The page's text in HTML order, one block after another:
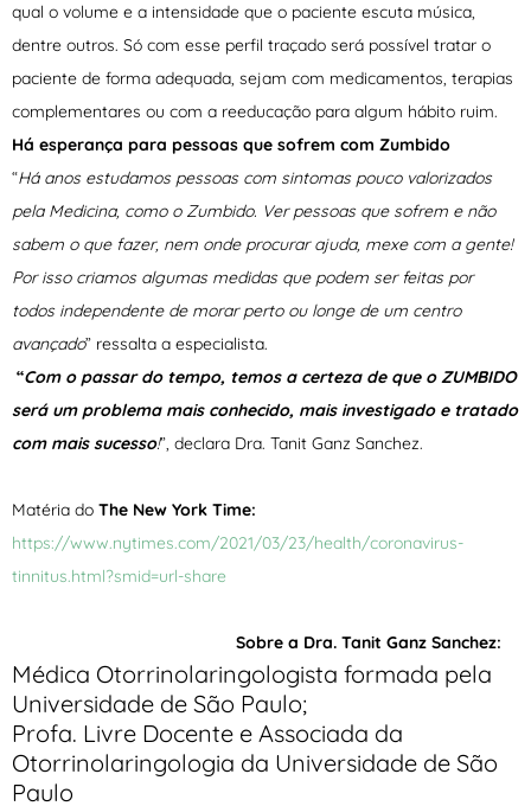
qual o volume e a intensidade que o paciente escuta música,
dentre outros. Só com esse perfil traçado será possível tratar o
paciente de forma adequada, sejam com medicamentos, terapias
complementares ou com a reeducação para algum hábito ruim.
Há esperança para pessoas que sofrem com Zumbido
“Há anos estudamos pessoas com sintomas pouco valorizados
pela Medicina, como o Zumbido. Ver pessoas que sofrem e não
sabem o que fazer, nem onde procurar ajuda, mexe com a gente!
Por isso criamos algumas medidas que podem ser feitas por
todos independente de morar perto ou longe de um centro
avançado” ressalta a especialista.
“Com o passar do tempo, temos a certeza de que o ZUMBIDO
será um problema mais conhecido, mais investigado e tratado
com mais sucesso!”, declara Dra. Tanit Ganz Sanchez.
Matéria do The New York Time:
https://www.nytimes.com/2021/03/23/health/coronavirus-
tinnitus.html?smid=url-share
Sobre a Dra. Tanit Ganz Sanchez:
Médica Otorrinolaringologista formada pela
Universidade de São Paulo;
Profa. Livre Docente e Associada da
Otorrinolaringologia da Universidade de São
Paulo